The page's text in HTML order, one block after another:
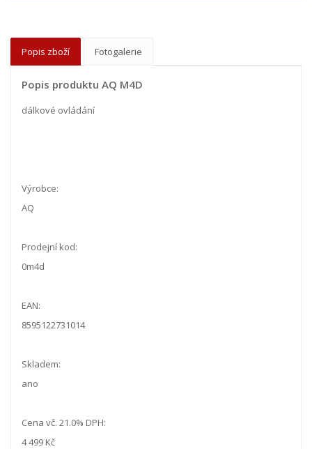
Popis zboží Fotogalerie
Popis produktu AQ M4D
dálkové ovládání
Výrobce:
AQ
Prodejní kod:
0m4d
EAN:
8595122731014
Skladem:
ano
Cena vč. 21.0% DPH:
4 499 Kč